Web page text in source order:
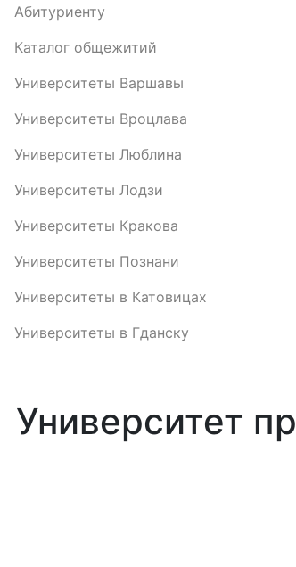
Абитуриенту
Каталог общежитий
Университеты Варшавы
Университеты Вроцлава
Университеты Люблина
Университеты Лодзи
Университеты Кракова
Университеты Познани
Университеты в Катовицах
Университеты в Гданску
Университет